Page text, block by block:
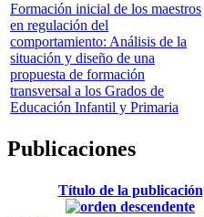
Formación inicial de los maestros
en regulación del
comportamiento: Análisis de la
situación y diseño de una
propuesta de formación
transversal a los Grados de
Educación Infantil y Primaria
Publicaciones
Título de la publicación